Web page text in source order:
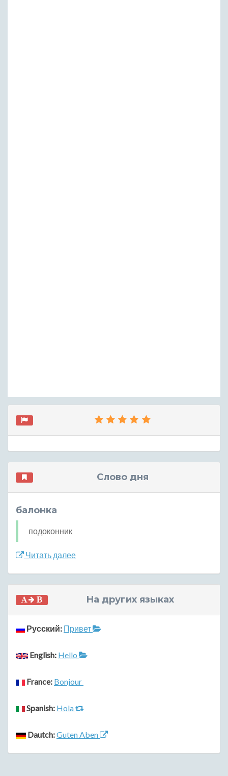
Слово дня
балонка
подоконник
Читать далее
На других языках
Русский: Привет
English: Hello
France: Bonjour
Spanish: Hola
Dautch:Guten Aben